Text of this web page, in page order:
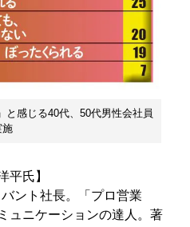
と感じる40代、50代男性会社員
施
平氏】
ント社長。「プロ営業
ュニケーションの達人。著